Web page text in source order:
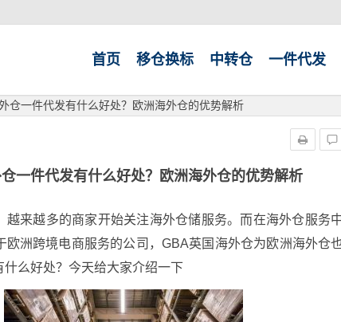
首页 移仓换标 中转仓 一件代发
仓一件代发有什么好处？欧洲海外仓的优势解析
一件代发有什么好处？欧洲海外仓的优势解析
越来越多的商家开始关注海外仓储服务。而在海外仓服务
欧洲跨境电商服务的公司，GBA英国海外仓为欧洲海外仓
么好处？今天给大家介绍一下